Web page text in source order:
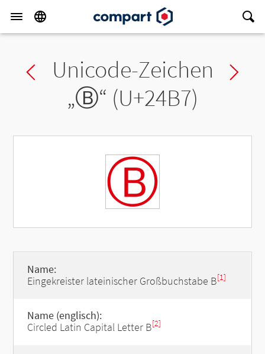
Previous char
Unicode-Zeichen
„Ⓑ“ (U+24B7)
Ⓑ
Name:
Eingekreister lateinischer Großbuchstabe B[1]
Name (englisch):
Circled Latin Capital Letter B[2]